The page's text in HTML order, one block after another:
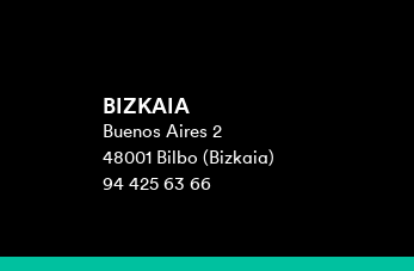
BIZKAIA
Buenos Aires 2
48001 Bilbo (Bizkaia)
94 425 63 66